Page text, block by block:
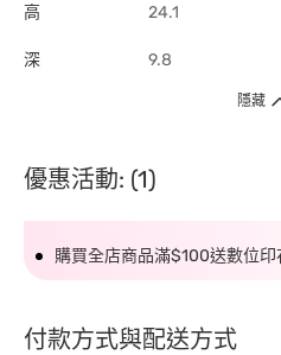
高 24.1
深 9.8
隱藏
優惠活動: (1)
購買全店商品滿$100送數位印
付款方式與配送方式